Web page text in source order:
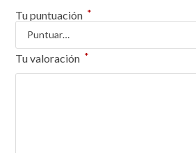
Tu puntuación *
Tu valoración *